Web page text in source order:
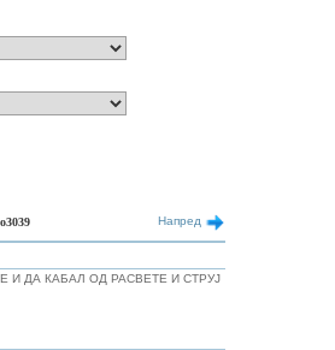
Напред
И ДА КАБАЛ ОД РАСВЕТЕ И СТРУЈ